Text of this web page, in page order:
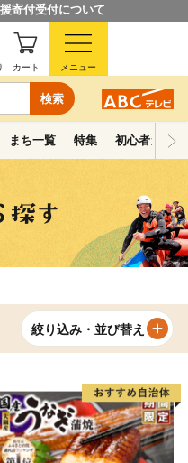
寄付受付について
検索
カート メニュー
まち一覧 特集 初心者ガイド
絞り込み・並び替え